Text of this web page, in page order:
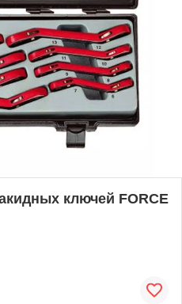
ключей FORCE